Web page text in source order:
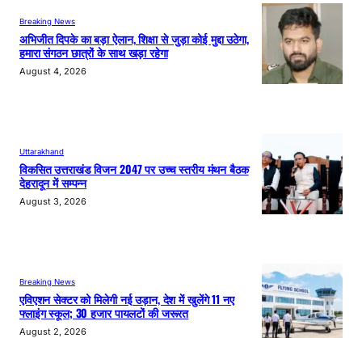
Breaking News
अभिजीत दिपके का बड़ा ऐलान, शिक्षा से जुड़ा कोई मुद्दा उठेगा,
हमारा संगठन छात्रों के साथ खड़ा रहेगा
August 4, 2026
Uttarakhand
विकसित उत्तराखंड विजन 2047 पर उच्च स्तरीय मंथन बैठक
देहरादून में सम्पन्न
August 3, 2026
Breaking News
एविएशन सेक्टर को मिलेगी नई उड़ान, देश में खुलेंगे 11 नए
फ्लाइंग स्कूल; 30 हजार पायलटों की जरूरत
August 2, 2026